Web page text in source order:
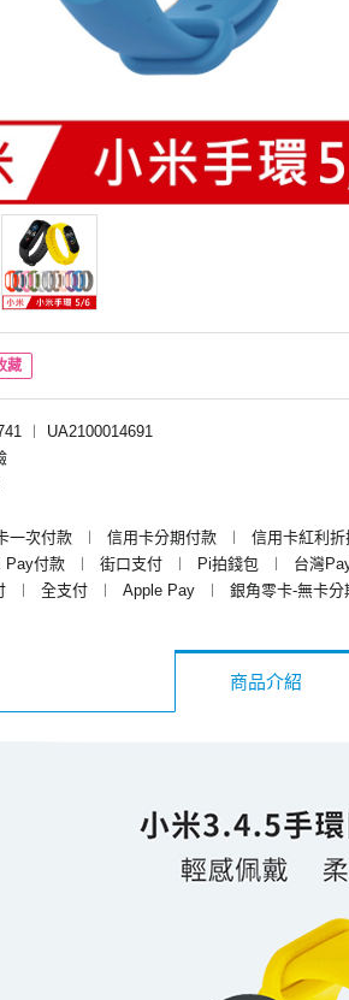
藏
︱
UA2100014691
一次付款
︱ 信用卡分期付款 ︱ 信用卡紅利折
Pay付款 ︱ 街口支付 ︱ Pi拍錢包 ︱ 台灣
︱ 全支付 ︱ Apple Pay ︱ 銀角零卡-無卡分
商品介紹